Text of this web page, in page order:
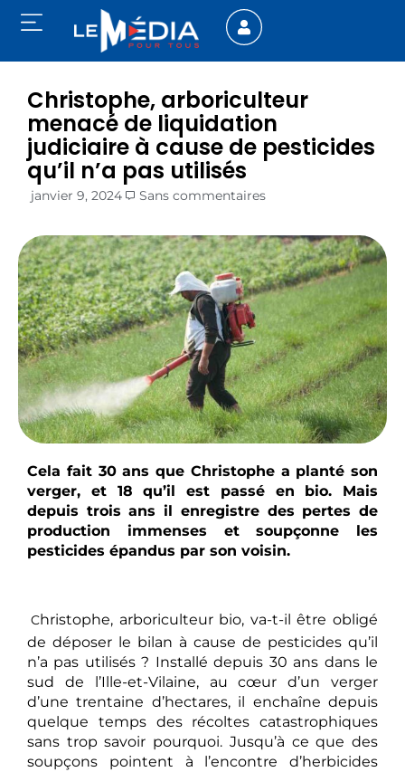
Christophe, arboriculteur
menacé de liquidation
judiciaire à cause de pesticides
qu’il n’a pas utilisés
janvier 9, 2024 Sans commentaires
Cela fait 30 ans que Christophe a planté son
verger, et 18 qu’il est passé en bio. Mais
depuis trois ans il enregistre des pertes de
production immenses et soupçonne les
pesticides épandus par son voisin.
Christophe, arboriculteur bio, va-t-il être obligé
de déposer le bilan à cause de pesticides qu’il
n’a pas utilisés ? Installé depuis 30 ans dans le
sud de l’Ille-et-Vilaine, au cœur d’un verger
d’une trentaine d’hectares, il enchaîne depuis
quelque temps des récoltes catastrophiques
sans trop savoir pourquoi. Jusqu’à ce que des
soupçons pointent à l’encontre d’herbicides